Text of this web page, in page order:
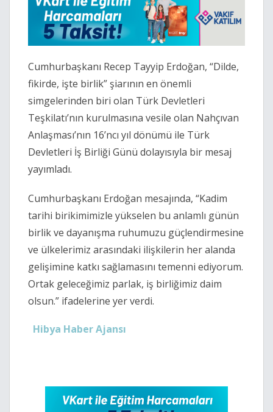
Cumhurbaşkanı Recep Tayyip Erdoğan, “Dilde,
fikirde, işte birlik” şiarının en önemli
simgelerinden biri olan Türk Devletleri
Teşkilatı’nın kurulmasına vesile olan Nahçıvan
Anlaşması’nın 16’ncı yıl dönümü ile Türk
Devletleri İş Birliği Günü dolayısıyla bir mesaj
yayımladı.
Cumhurbaşkanı Erdoğan mesajında, “Kadim
tarihi birikimimizle yükselen bu anlamlı günün
birlik ve dayanışma ruhumuzu güçlendirmesine
ve ülkelerimiz arasındaki ilişkilerin her alanda
gelişimine katkı sağlamasını temenni ediyorum.
Ortak geleceğimiz parlak, iş birliğimiz daim
olsun.” ifadelerine yer verdi.
Hibya Haber Ajansı